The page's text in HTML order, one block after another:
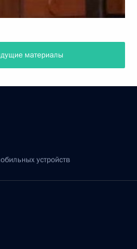
материалы
устройств